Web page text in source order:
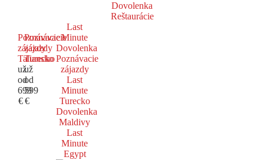
Dovolenka
Reštaurácie
Poznávacie
zájazdy
Taliansko
už
od
699
€
Poznávacie
zájazdy
Turecko
už
od
599
€
Last
Minute
Dovolenka
Poznávacie
zájazdy
Last
Minute
Turecko
Dovolenka
Maldivy
Last
Minute
Egypt